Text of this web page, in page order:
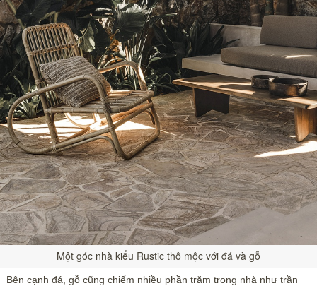
Một góc nhà kiểu Rustic thô mộc với đá và gỗ
Bên cạnh đá, gỗ cũng chiếm nhiều phần trăm trong nhà như trần